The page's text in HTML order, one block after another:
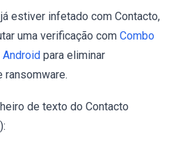
estiver infetado com Contacto,
uma verificação com Combo
Android para eliminar
ransomware.
de texto do Contacto